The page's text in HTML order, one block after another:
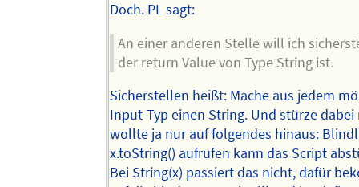
Doch. PL sagt:
An einer anderen Stelle will ich
der return Value von Type String ist.
Sicherstellen heißt: Mache aus jedem
Input-Typ einen String. Und stürze
wollte ja nur auf folgendes hinaus:
x.toString() aufrufen kann das Script
Bei String(x) passiert das nicht, dafür